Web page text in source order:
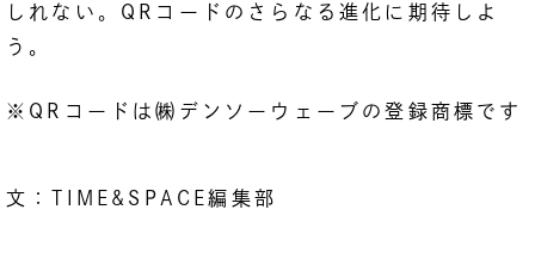
しれない。QRコードのさらなる進化に期待しよ
う。
※QRコードは㈱デンソーウェーブの登録商標です
文：TIME&SPACE編集部